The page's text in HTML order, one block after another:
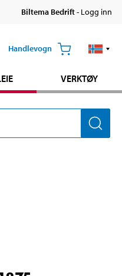
Biltema Bedrift- Logg inn
Handlevogn
VERKTØY